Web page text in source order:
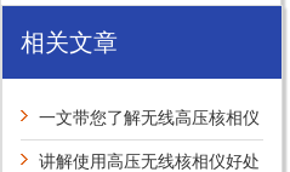
相关文章
一文带您了解无线高压核相仪
的安全守则
讲解使用高压无线核相仪好处